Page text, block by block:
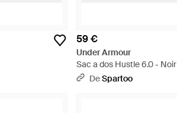
59 €
Under Armour
Sac a dos Hustle 6.0 - Noir
DeSpartoo